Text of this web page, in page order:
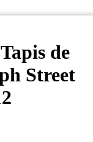
Tapis de
Street